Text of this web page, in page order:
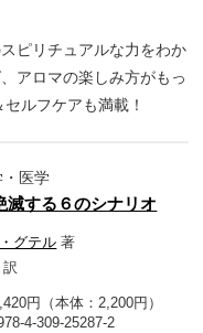
ピリチュアルな力をわか
アロマの楽しみ方がもっ
ルフケアも満載！
・医学
滅する６のシナリオ
グテル 著
訳
円（本体：2,200円）
4-309-25287-2